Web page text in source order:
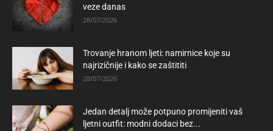
veze danas
28/07/2026
Trovanje hranom ljeti: namirnice koje su
najrizičnije i kako se zaštititi
28/07/2026
Jedan detalj može potpuno promijeniti vaš
ljetni outfit: modni dodaci bez...